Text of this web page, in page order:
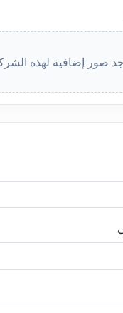
صور إضافية لهذه